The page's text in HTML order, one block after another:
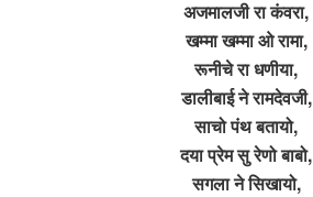
अजमालजी रा कंवरा,
खम्मा खम्मा ओ रामा,
रूनीचे रा धणीया,
डालीबाई ने रामदेवजी,
साचो पंथ बतायो,
दया प्रेम सु रेणो बाबो,
सगला ने सिखायो,